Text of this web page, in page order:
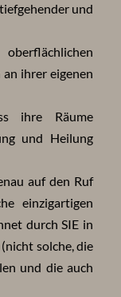
und
ihrer eigenen
ihre Räume
und Heilung
auf den Ruf
einzigartigen
durch SIE in
solche, die
und die auch